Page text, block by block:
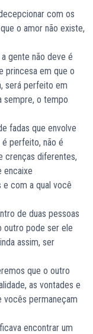
com os
o amor não existe,
gente não deve é
princesa em que o
será perfeito em
sempre, o tempo
fadas que envolve
perfeito, não é
crenças diferentes,
encaixe
com a qual você
de duas pessoas
outro pode ser ele
assim, ser
que o outro
as vontades e
vocês permaneçam
encontrar um